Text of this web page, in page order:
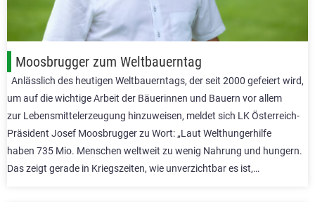
Moosbrugger zum Weltbauerntag
Anlässlich des heutigen Weltbauerntags, der seit 2000 gefeiert wird,
um auf die wichtige Arbeit der Bäuerinnen und Bauern vor allem
zur Lebensmittelerzeugung hinzuweisen, meldet sich LK Österreich-
Präsident Josef Moosbrugger zu Wort: „Laut Welthungerhilfe
haben 735 Mio. Menschen weltweit zu wenig Nahrung und hungern.
Das zeigt gerade in Kriegszeiten, wie unverzichtbar es ist,…